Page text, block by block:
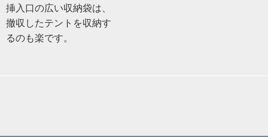
挿入口の広い収納袋は、
撤収したテントを収納す
るのも楽です。